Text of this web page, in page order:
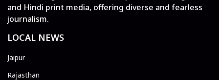
and Hindi print media, offering diverse and fearless
journalism.
LOCAL NEWS
Jaipur
Rajasthan